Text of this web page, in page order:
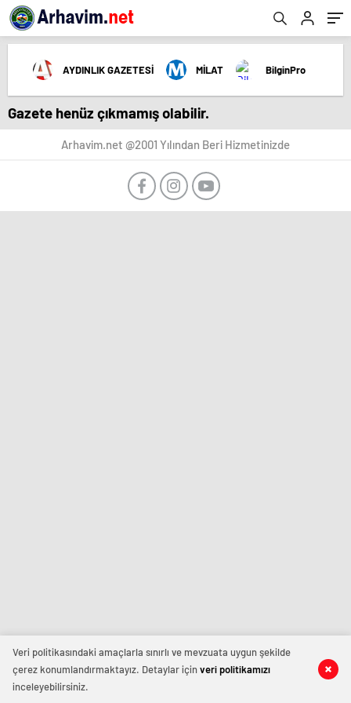
AYDINLIK GAZETESİ MİLAT BilginPro
Gazete henüz çıkmamış olabilir.
Arhavim.net @2001 Yılından Beri Hizmetinizde
Veri politikasındaki amaçlarla sınırlı ve mevzuata uygun şekilde
çerez konumlandırmaktayız. Detaylar içinveri politikamızı
inceleyebilirsiniz.